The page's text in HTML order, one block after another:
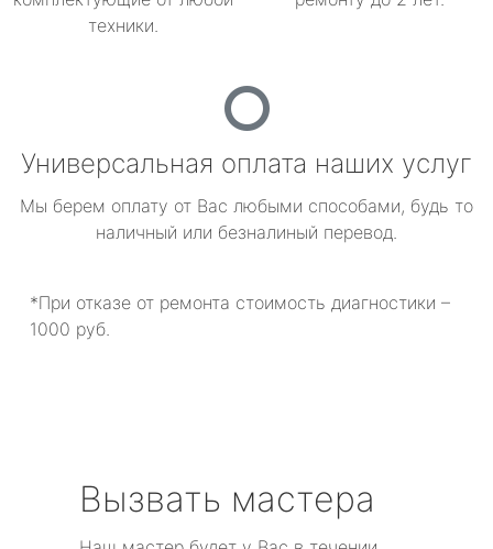
техники.
Универсальная оплата наших услуг
Мы берем оплату от Вас любыми способами, будь то
наличный или безналиный перевод.
*При отказе от ремонта стоимость диагностики –
1000 руб.
Вызвать мастера